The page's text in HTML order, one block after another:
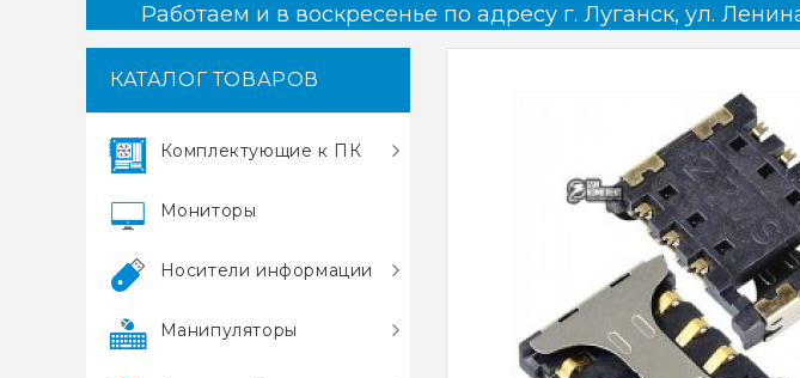
Работаем и в воскресенье по адресу г. Луганск, ул.
КАТАЛОГ ТОВАРОВ
Комплектующие к ПК
Мониторы
Носители информации
Манипуляторы